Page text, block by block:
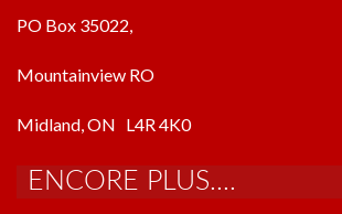
PO Box 35022,
Mountainview RO
Midland, ON L4R 4K0
ENCORE PLUS....